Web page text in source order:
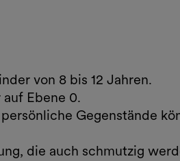
von 8 bis 12 Jahren.
Ebene 0.
Gegenstände
die auch schmutzig